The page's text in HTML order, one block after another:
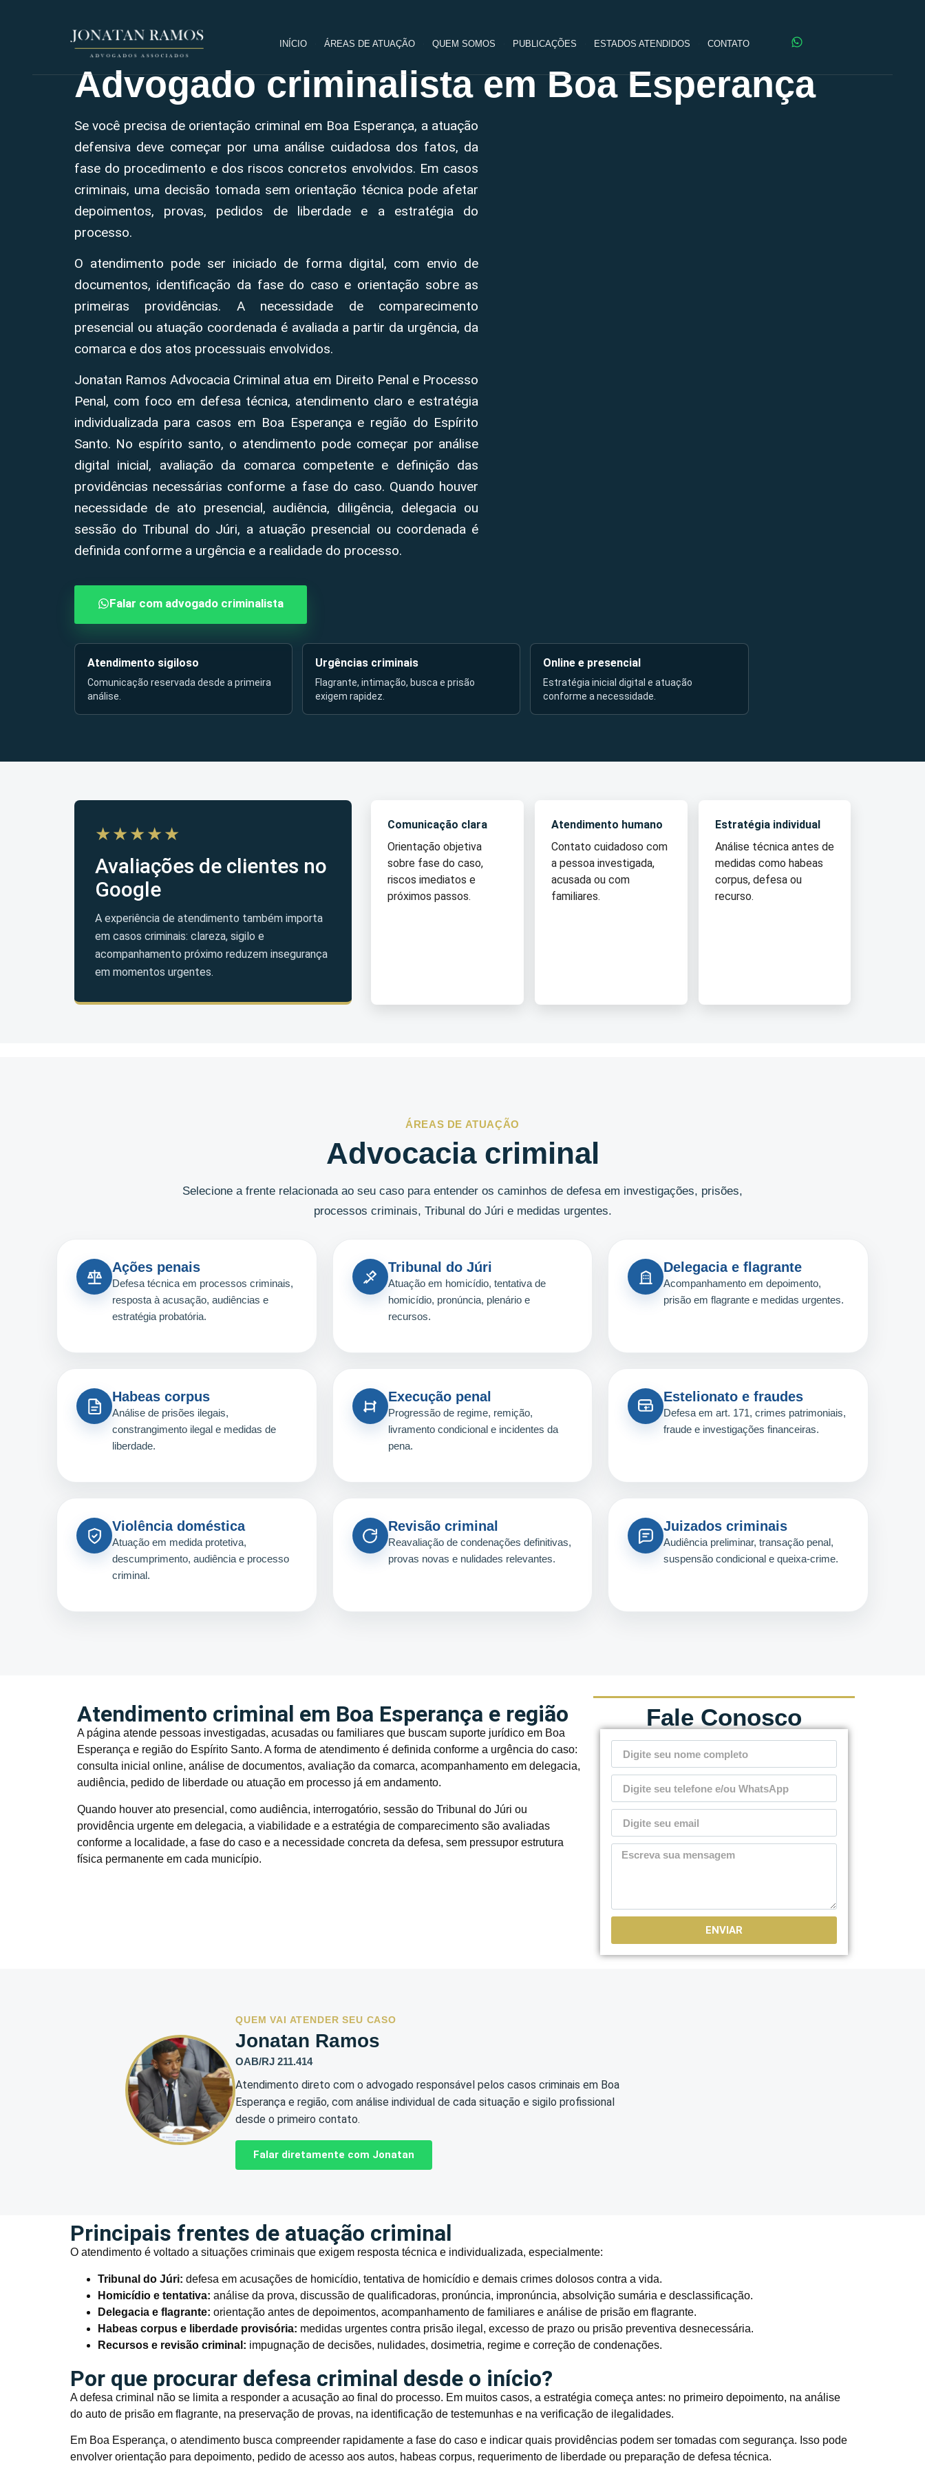
INÍCIO ÁREAS DE ATUAÇÃO QUEM SOMOS PUBLICAÇÕES ESTADOS ATENDIDOS CONTATO
Advogado criminalista em Boa Esperança
Se você precisa de orientação criminal em Boa Esperança, a atuação
defensiva deve começar por uma análise cuidadosa dos fatos, da
fase do procedimento e dos riscos concretos envolvidos. Em casos
criminais, uma decisão tomada sem orientação técnica pode afetar
depoimentos, provas, pedidos de liberdade e a estratégia do
processo.
O atendimento pode ser iniciado de forma digital, com envio de
documentos, identificação da fase do caso e orientação sobre as
primeiras providências. A necessidade de comparecimento
presencial ou atuação coordenada é avaliada a partir da urgência, da
comarca e dos atos processuais envolvidos.
Jonatan Ramos Advocacia Criminal atua em Direito Penal e Processo
Penal, com foco em defesa técnica, atendimento claro e estratégia
individualizada para casos em Boa Esperança e região do Espírito
Santo. No espírito santo, o atendimento pode começar por análise
digital inicial, avaliação da comarca competente e definição das
providências necessárias conforme a fase do caso. Quando houver
necessidade de ato presencial, audiência, diligência, delegacia ou
sessão do Tribunal do Júri, a atuação presencial ou coordenada é
definida conforme a urgência e a realidade do processo.
Falar com advogado criminalista
Atendimento sigiloso
Comunicação reservada desde a primeira
análise.
Urgências criminais
Flagrante, intimação, busca e prisão
exigem rapidez.
Online e presencial
Estratégia inicial digital e atuação
conforme a necessidade.
★★★★★
Avaliações de clientes no
Google
A experiência de atendimento também importa
em casos criminais: clareza, sigilo e
acompanhamento próximo reduzem insegurança
em momentos urgentes.
Comunicação clara
Orientação objetiva
sobre fase do caso,
riscos imediatos e
próximos passos.
Atendimento humano
Contato cuidadoso com
a pessoa investigada,
acusada ou com
familiares.
Estratégia individual
Análise técnica antes de
medidas como habeas
corpus, defesa ou
recurso.
ÁREAS DE ATUAÇÃO
Advocacia criminal
Selecione a frente relacionada ao seu caso para entender os caminhos de defesa em investigações, prisões,
processos criminais, Tribunal do Júri e medidas urgentes.
Ações penais
Defesa técnica em processos criminais,
resposta à acusação, audiências e
estratégia probatória.
Tribunal do Júri
Atuação em homicídio, tentativa de
homicídio, pronúncia, plenário e
recursos.
Delegacia e flagrante
Acompanhamento em depoimento,
prisão em flagrante e medidas urgentes.
Habeas corpus
Análise de prisões ilegais,
constrangimento ilegal e medidas de
liberdade.
Execução penal
Progressão de regime, remição,
livramento condicional e incidentes da
pena.
Estelionato e fraudes
Defesa em art. 171, crimes patrimoniais,
fraude e investigações financeiras.
Violência doméstica
Atuação em medida protetiva,
descumprimento, audiência e processo
criminal.
Revisão criminal
Reavaliação de condenações definitivas,
provas novas e nulidades relevantes.
Juizados criminais
Audiência preliminar, transação penal,
suspensão condicional e queixa-crime.
Atendimento criminal em Boa Esperança e região
A página atende pessoas investigadas, acusadas ou familiares que buscam suporte jurídico em Boa
Esperança e região do Espírito Santo. A forma de atendimento é definida conforme a urgência do caso:
consulta inicial online, análise de documentos, avaliação da comarca, acompanhamento em delegacia,
audiência, pedido de liberdade ou atuação em processo já em andamento.
Quando houver ato presencial, como audiência, interrogatório, sessão do Tribunal do Júri ou
providência urgente em delegacia, a viabilidade e a estratégia de comparecimento são avaliadas
conforme a localidade, a fase do caso e a necessidade concreta da defesa, sem pressupor estrutura
física permanente em cada município.
Fale Conosco
ENVIAR
QUEM VAI ATENDER SEU CASO
Jonatan Ramos
OAB/RJ 211.414
Atendimento direto com o advogado responsável pelos casos criminais em Boa
Esperança e região, com análise individual de cada situação e sigilo profissional
desde o primeiro contato.
Falar diretamente com Jonatan
Principais frentes de atuação criminal
O atendimento é voltado a situações criminais que exigem resposta técnica e individualizada, especialmente:
Tribunal do Júri: defesa em acusações de homicídio, tentativa de homicídio e demais crimes dolosos contra a vida.
Homicídio e tentativa: análise da prova, discussão de qualificadoras, pronúncia, impronúncia, absolvição sumária e desclassificação.
Delegacia e flagrante: orientação antes de depoimentos, acompanhamento de familiares e análise de prisão em flagrante.
Habeas corpus e liberdade provisória: medidas urgentes contra prisão ilegal, excesso de prazo ou prisão preventiva desnecessária.
Recursos e revisão criminal: impugnação de decisões, nulidades, dosimetria, regime e correção de condenações.
Por que procurar defesa criminal desde o início?
A defesa criminal não se limita a responder a acusação ao final do processo. Em muitos casos, a estratégia começa antes: no primeiro depoimento, na análise
do auto de prisão em flagrante, na preservação de provas, na identificação de testemunhas e na verificação de ilegalidades.
Em Boa Esperança, o atendimento busca compreender rapidamente a fase do caso e indicar quais providências podem ser tomadas com segurança. Isso pode
envolver orientação para depoimento, pedido de acesso aos autos, habeas corpus, requerimento de liberdade ou preparação de defesa técnica.